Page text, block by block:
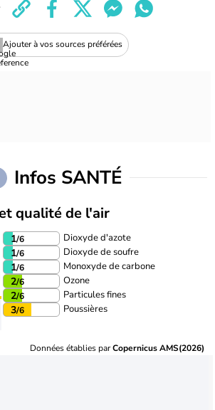
Ajouter à vos sources préférées
Infos SANTÉ
qualité de l'air
1/6 Dioxyde d'azote
1/6 Dioxyde de soufre
1/6 Monoxyde de carbone
2/6 Ozone
2/6 Particules fines
3/6 Poussières
Données établies parCopernicus AMS(2026)